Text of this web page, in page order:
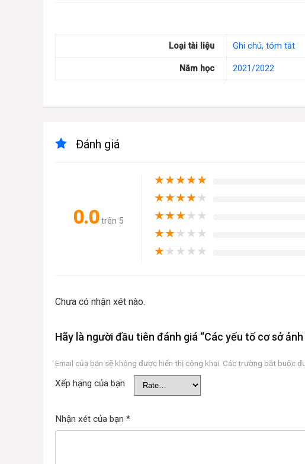
Loại tài liệu Ghi chú, tóm tắt
Năm học 2021/2022
Đánh giá
0.0 trên 5
★★★★★
★★★★★
★★★★★
★★★★★
★★★★★
Chưa có nhận xét nào.
Hãy là người đầu tiên đánh giá “Các yếu tố cơ sở
Email của bạn sẽ không được hiển thị công khai. Các trường bắt buộc
Xếp hạng của bạn
Nhận xét của bạn *